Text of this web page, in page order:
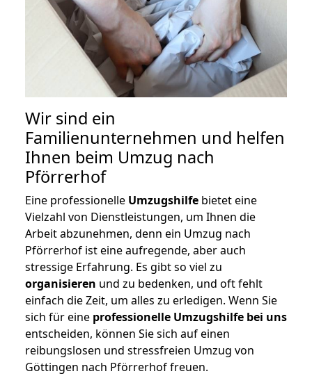
Wir sind ein
Familienunternehmen und helfen
Ihnen beim Umzug nach
Pförrerhof
Eine professionelle Umzugshilfe bietet eine
Vielzahl von Dienstleistungen, um Ihnen die
Arbeit abzunehmen, denn ein Umzug nach
Pförrerhof ist eine aufregende, aber auch
stressige Erfahrung. Es gibt so viel zu
organisieren und zu bedenken, und oft fehlt
einfach die Zeit, um alles zu erledigen. Wenn Sie
sich für eine professionelle Umzugshilfe bei uns
entscheiden, können Sie sich auf einen
reibungslosen und stressfreien Umzug von
Göttingen nach Pförrerhof freuen.